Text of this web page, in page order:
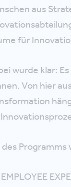
aus
für
wurde klar:
Von hier
des
EMPLOYEE